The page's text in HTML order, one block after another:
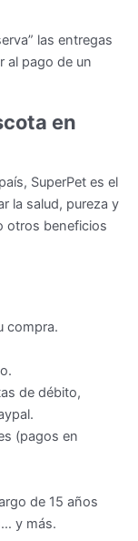
las entregas
al pago de un
en
SuperPet es el
la salud, pureza y
otros beneficios
compra.
de débito,
(pagos en
de 15 años
y más.